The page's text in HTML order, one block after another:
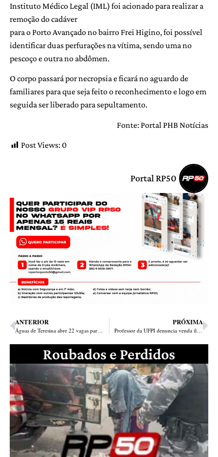
Instituto Médico Legal (IML) foi acionado para realizar a
remoção do cadáver
para o Porto Avançado no bairro Frei Higino, foi possível
identificar duas perfurações na vítima, sendo uma no
pescoço e outra no abdômen.
O corpo passará por necropsia e ficará no aguardo de
familiares para que seja feito o reconhecimento e logo em
seguida ser liberado para sepultamento.
Fonte: Portal PHB Notícias
Post Views: 0
Portal RP50
ANTERIOR
Águas de Teresina abre 22 vagas para Jovem Aprendiz
PRÓXIMA
Professor da UFPI denuncia venda ilegal de fósseis do Nordeste brasileiro em site dos EUA
Roubados e Perdidos